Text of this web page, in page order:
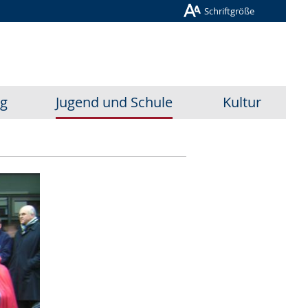
Schriftgröße
Jugend und Schule Kultur